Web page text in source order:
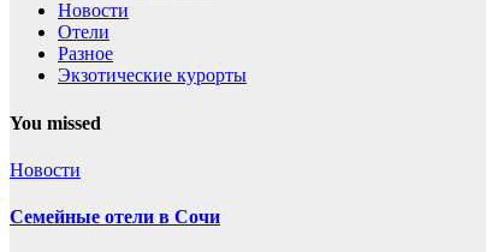
Новости
Отели
Разное
Экзотические курорты
You missed
Новости
Семейные отели в Сочи